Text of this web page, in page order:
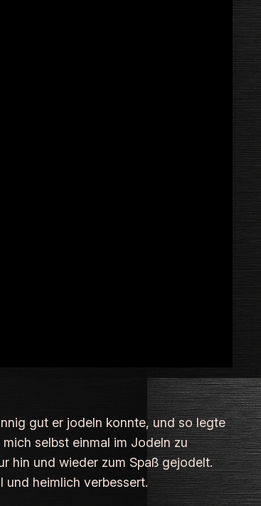
gut er jodeln konnte, und so legte
selbst einmal im Jodeln zu
hin und wieder zum Spaß gejodelt.
und heimlich verbessert.